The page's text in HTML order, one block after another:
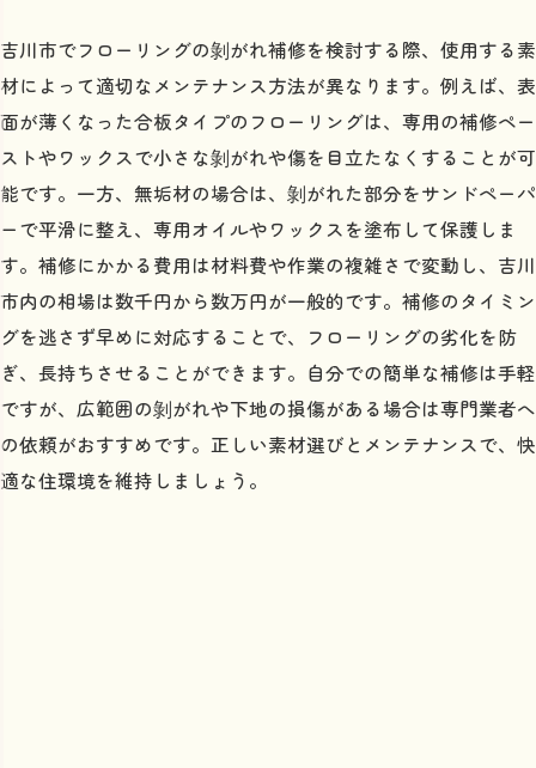
吉川市でフローリングの剝がれ補修を検討する際、使用する素
材によって適切なメンテナンス方法が異なります。例えば、表
面が薄くなった合板タイプのフローリングは、専用の補修ペー
ストやワックスで小さな剝がれや傷を目立たなくすることが可
能です。一方、無垢材の場合は、剝がれた部分をサンドペーパ
ーで平滑に整え、専用オイルやワックスを塗布して保護しま
す。補修にかかる費用は材料費や作業の複雑さで変動し、吉川
市内の相場は数千円から数万円が一般的です。補修のタイミン
グを逃さず早めに対応することで、フローリングの劣化を防
ぎ、長持ちさせることができます。自分での簡単な補修は手軽
ですが、広範囲の剝がれや下地の損傷がある場合は専門業者へ
の依頼がおすすめです。正しい素材選びとメンテナンスで、快
適な住環境を維持しましょう。